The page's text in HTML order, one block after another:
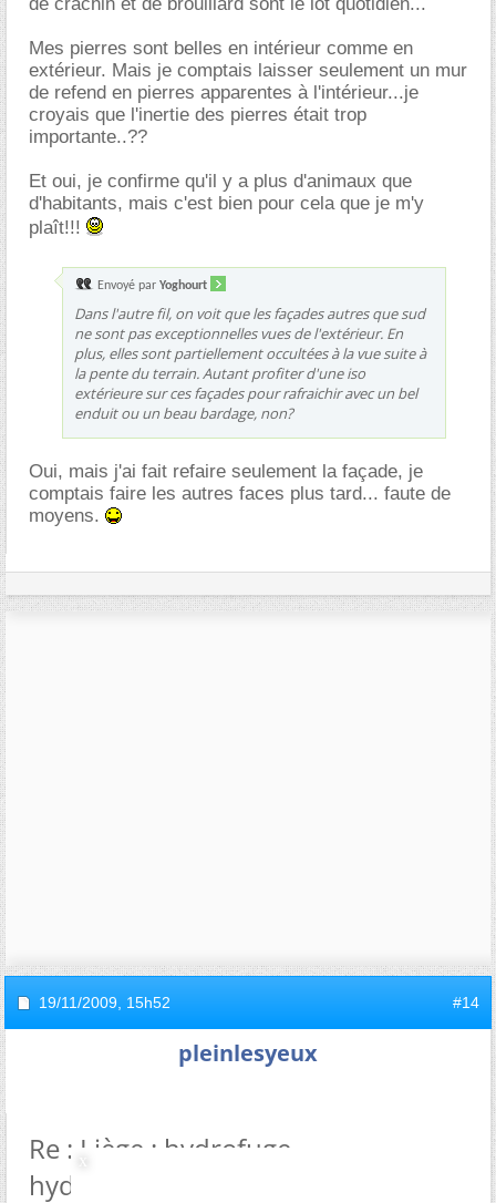
Mes pierres sont belles en intérieur comme en
extérieur. Mais je comptais laisser seulement un mur
de refend en pierres apparentes à l'intérieur...je
croyais que l'inertie des pierres était trop
importante..??
Et oui, je confirme qu'il y a plus d'animaux que
d'habitants, mais c'est bien pour cela que je m'y
plaît!!!
Envoyé par Yoghourt
Dans l'autre fil, on voit que les façades autres que sud
ne sont pas exceptionnelles vues de l'extérieur. En
plus, elles sont partiellement occultées à la vue suite à
la pente du terrain. Autant profiter d'une iso
extérieure sur ces façades pour rafraichir avec un bel
enduit ou un beau bardage, non?
Oui, mais j'ai fait refaire seulement la façade, je
comptais faire les autres faces plus tard... faute de
moyens.
19/11/2009, 15h52 #14
pleinlesyeux
Re : Liège : hydrofuge,
hydrophile...perméable ou